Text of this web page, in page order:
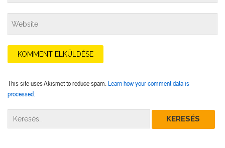
This site uses Akismet to reduce spam. Learn how your comment data is
processed.